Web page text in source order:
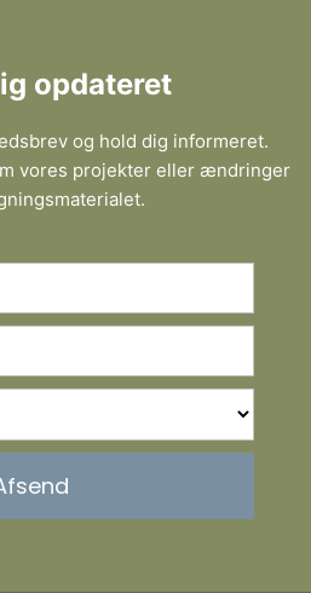
opdateret
og hold dig informeret.
vores projekter eller ændringer